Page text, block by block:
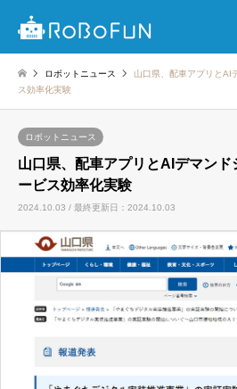
ロボットニュース
山口県、配車アプリとAI
ス効率化実験
ロボットニュース
山口県、配車アプリとAIデマン
ービス効率化実験
2024.10.03 / 最終更新日：2024.10.03